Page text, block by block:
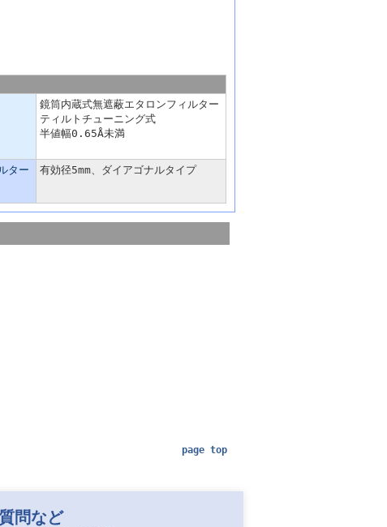
鏡筒内蔵式無遮蔽エタロンフィルター
ティルトチューニング式
半値幅0.65Å未満
ター
有効径5mm、ダイアゴナルタイプ
page top
問など